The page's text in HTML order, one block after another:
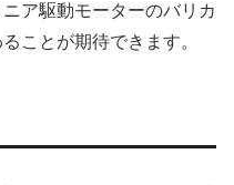
ア駆動モーターのバリカ
ことが期待できます。